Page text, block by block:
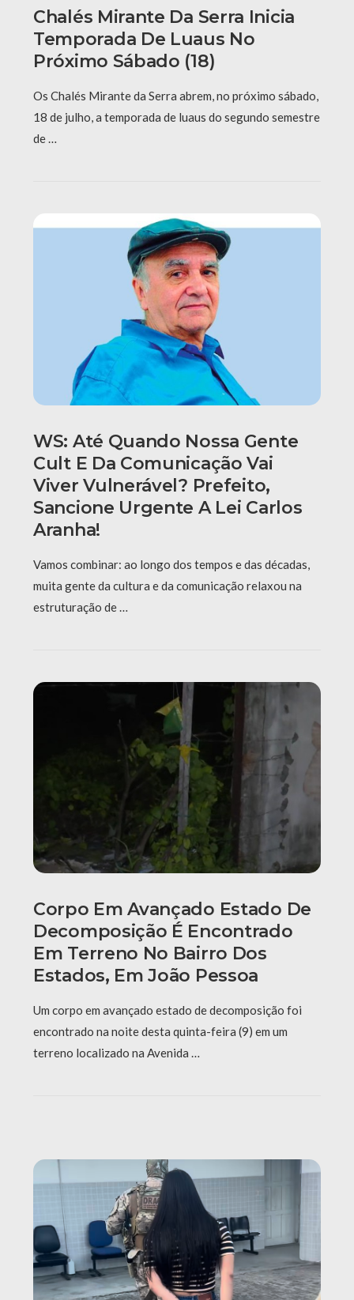
Chalés Mirante Da Serra Inicia
Temporada De Luaus No
Próximo Sábado (18)
Os Chalés Mirante da Serra abrem, no próximo sábado,
18 de julho, a temporada de luaus do segundo semestre
de …
WS: Até Quando Nossa Gente
Cult E Da Comunicação Vai
Viver Vulnerável? Prefeito,
Sancione Urgente A Lei Carlos
Aranha!
Vamos combinar: ao longo dos tempos e das décadas,
muita gente da cultura e da comunicação relaxou na
estruturação de …
Corpo Em Avançado Estado De
Decomposição É Encontrado
Em Terreno No Bairro Dos
Estados, Em João Pessoa
Um corpo em avançado estado de decomposição foi
encontrado na noite desta quinta-feira (9) em um
terreno localizado na Avenida …